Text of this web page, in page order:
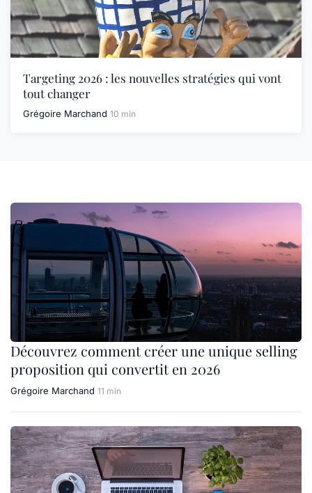
Targeting 2026 : les nouvelles stratégies qui vont
tout changer
Grégoire Marchand 10 min
Découvrez comment créer une unique selling
proposition qui convertit en 2026
Grégoire Marchand 11 min